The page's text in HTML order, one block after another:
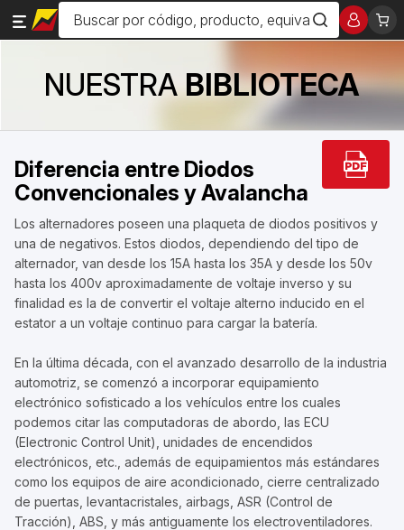
NUESTRABIBLIOTECA
Diferencia entre Diodos
Convencionales y Avalancha
Los alternadores poseen una plaqueta de diodos positivos y
una de negativos. Estos diodos, dependiendo del tipo de
alternador, van desde los 15A hasta los 35A y desde los 50v
hasta los 400v aproximadamente de voltaje inverso y su
finalidad es la de convertir el voltaje alterno inducido en el
estator a un voltaje continuo para cargar la batería.
En la última década, con el avanzado desarrollo de la industria
automotriz, se comenzó a incorporar equipamiento
electrónico sofisticado a los vehículos entre los cuales
podemos citar las computadoras de abordo, las ECU
(Electronic Control Unit), unidades de encendidos
electrónicos, etc., además de equipamientos más estándares
como los equipos de aire acondicionado, cierre centralizado
de puertas, levantacristales, airbags, ASR (Control de
Tracción), ABS, y más antiguamente los electroventiladores.